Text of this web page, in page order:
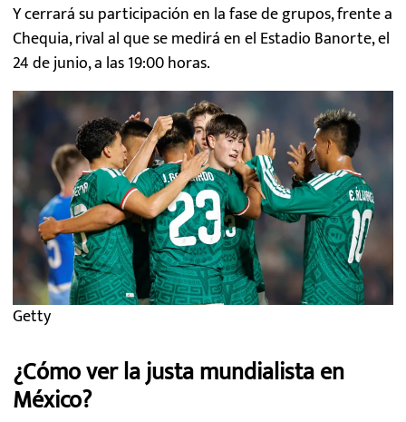
Y cerrará su participación en la fase de grupos, frente a
Chequia, rival al que se medirá en el Estadio Banorte, el
24 de junio, a las 19:00 horas.
Getty
¿Cómo ver la justa mundialista en
México?